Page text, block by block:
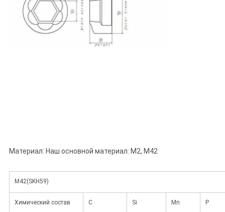
Материал: Наш основной материал: M2, M42
M42(SKH59)
Химический состав C Si Mn P